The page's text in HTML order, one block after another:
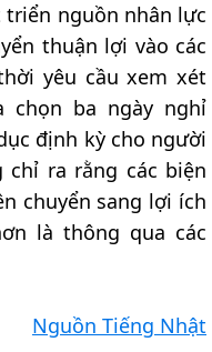
nguồn nhân lực
thuận lợi vào các
yêu cầu xem xét
chọn ba ngày nghỉ
định kỳ cho người
ra rằng các biện
chuyển sang lợi ích
là thông qua các
Nguồn Tiếng Nhật